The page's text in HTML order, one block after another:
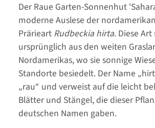
Der Raue Garten-Sonnenhut
moderne Auslese der
Prärieart Rudbeckia hirta. Diese
ursprünglich aus den weiten
Nordamerikas, wo sie sonnige
Standorte besiedelt. Der Name
„rau“ und verweist auf die leicht
Blätter und Stängel, die dieser
deutschen Namen gaben.